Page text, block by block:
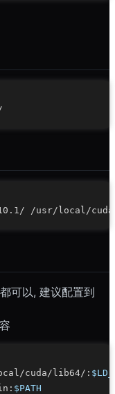
可以, 建议配置到
cuda/lib64/:
$PATH